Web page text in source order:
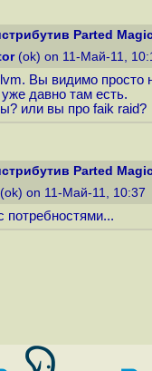
Parted
(ok) on 11-Май-11,
Вы видимо просто
давно там есть.
или вы про faik raid?
Parted
(ok) on 11-Май-11, 10:37
потребностями...